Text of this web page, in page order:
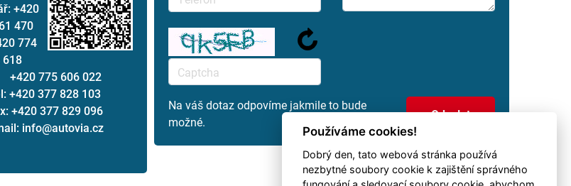
+420
470
774
618
775 606 022
+420 377 828 103
+420 377 829 096
info@autovia.cz
Na váš dotaz odpovíme jakmile to bude
možné.
Používáme cookies!
Dobrý den, tato webová stránka používá
nezbytné soubory cookie k zajištění správného